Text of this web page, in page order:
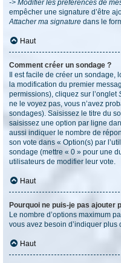
-> Modifier les préférences de
empêcher une signature d’être
Attacher ma signature dans le
Haut
Comment créer un sondage ?
Il est facile de créer un
la modification du premier
permissions), cliquez sur l’onglet
ne le voyez pas, vous n’avez
sondages). Saisissez le titre du
saisissez une option par ligne
aussi indiquer le nombre de
son vote dans « Option(s) par
sondage (mettre « 0 » pour une
utilisateurs de modifier leur vote.
Haut
Pourquoi ne puis-je pas ajouter
Le nombre d’options maximum
vous avez besoin d’indiquer plus
Haut